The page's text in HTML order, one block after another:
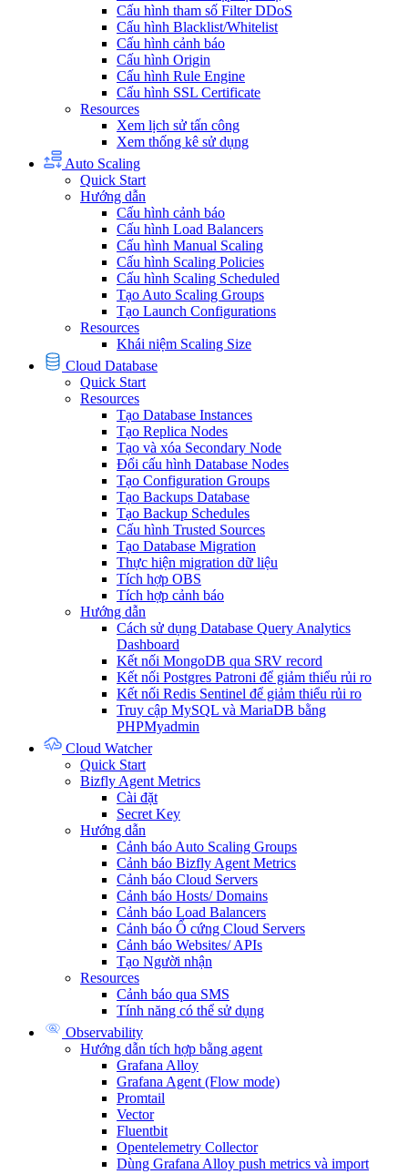
Cấu hình tham số Filter DDoS
Cấu hình Blacklist/Whitelist
Cấu hình cảnh báo
Cấu hình Origin
Cấu hình Rule Engine
Cấu hình SSL Certificate
Resources
Xem lịch sử tấn công
Xem thống kê sử dụng
Auto Scaling
Quick Start
Hướng dẫn
Cấu hình cảnh báo
Cấu hình Load Balancers
Cấu hình Manual Scaling
Cấu hình Scaling Policies
Cấu hình Scaling Scheduled
Tạo Auto Scaling Groups
Tạo Launch Configurations
Resources
Khái niệm Scaling Size
Cloud Database
Quick Start
Resources
Tạo Database Instances
Tạo Replica Nodes
Tạo và xóa Secondary Node
Đổi cấu hình Database Nodes
Tạo Configuration Groups
Tạo Backups Database
Tạo Backup Schedules
Cấu hình Trusted Sources
Tạo Database Migration
Thực hiện migration dữ liệu
Tích hợp OBS
Tích hợp cảnh báo
Hướng dẫn
Cách sử dụng Database Query Analytics
Dashboard
Kết nối MongoDB qua SRV record
Kết nối Postgres Patroni để giảm thiểu rủi ro
Kết nối Redis Sentinel để giảm thiểu rủi ro
Truy cập MySQL và MariaDB bằng
PHPMyadmin
Cloud Watcher
Quick Start
Bizfly Agent Metrics
Cài đặt
Secret Key
Hướng dẫn
Cảnh báo Auto Scaling Groups
Cảnh báo Bizfly Agent Metrics
Cảnh báo Cloud Servers
Cảnh báo Hosts/ Domains
Cảnh báo Load Balancers
Cảnh báo Ổ cứng Cloud Servers
Cảnh báo Websites/ APIs
Tạo Người nhận
Resources
Cảnh báo qua SMS
Tính năng có thể sử dụng
Observability
Hướng dẫn tích hợp bằng agent
Grafana Alloy
Grafana Agent (Flow mode)
Promtail
Vector
Fluentbit
Opentelemetry Collector
Dùng Grafana Alloy push metrics và import